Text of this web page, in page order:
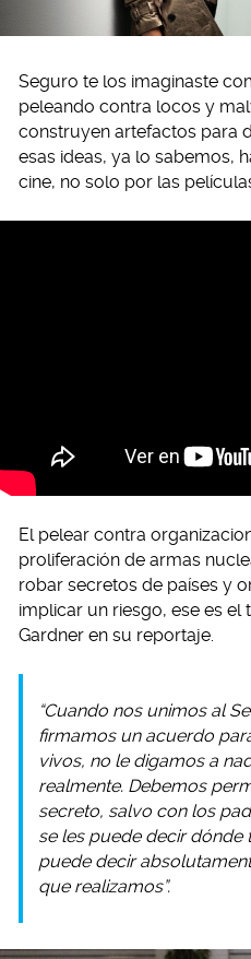
Seguro te los imaginaste
peleando contra locos y
construyen artefactos para
esas ideas, ya lo sabemos,
cine, no solo por las
El pelear contra
proliferación de armas
robar secretos de países y
implicar un riesgo, ese es el
Gardner en su reportaje.
“Cuando nos unimos al
firmamos un acuerdo
vivos, no le digamos a
realmente. Debemos
secreto, salvo con los
se les puede decir dónde
puede decir
que realizamos”.